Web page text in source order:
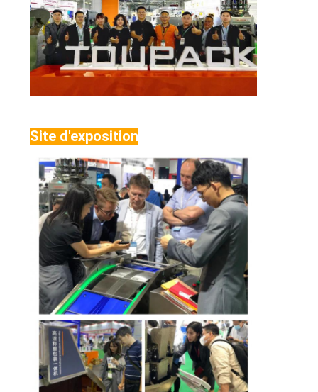
Site d'exposition